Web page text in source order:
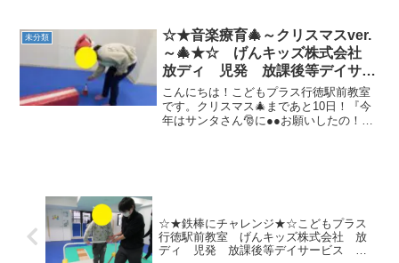
ウン症
ハイキングに行くことにしました🎵手👣
✋と腕💪、足👣を...
未分類
☆★音楽療育🎄～クリスマスver.
～🎄★☆ げんキッズ株式会社
放ディ 児発 放課後等デイサー
ビス 児童発達支援事業 無料送
迎 発達障害 運動療育 行徳
行徳駅前 南行徳 妙典 市川
こんにちは！こどもプラス行徳駅前教室
です。クリスマス🎄まであと10日！『今
年はサンタさん🎅に●●お願いしたの！』
☆★鉄棒にチャレンジ★☆こどもプラス
行徳駅前教室 げんキッズ株式会社 放
ディ 児発 放課後等デイサービス 児